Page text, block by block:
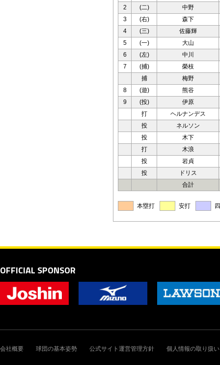
2
(二)
中野
3
(右)
森下
4
(三)
佐藤輝
5
(一)
大山
6
(左)
中川
7
(捕)
榮枝
捕
梅野
8
(遊)
熊谷
9
(投)
伊原
打
ヘルナンデス
投
ネルソン
投
木下
打
木浪
投
岩貞
投
ドリス
合計
本塁打 安打
OFFICIAL SPONSOR
会社概要 球団の基本姿勢 公式サイト運営管理方針 個人情報の取り扱い